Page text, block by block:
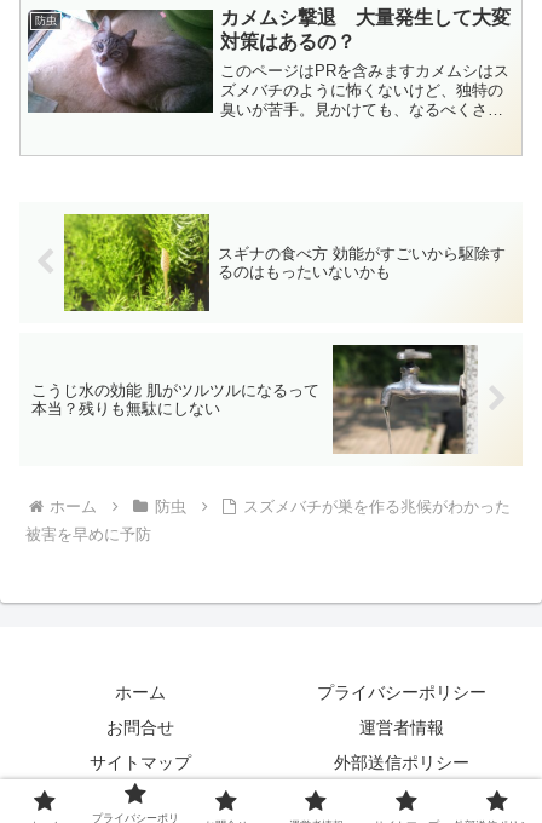
らないし周りを飛んでる...
防虫
カメムシ撃退 大量発生して大変
対策はあるの？
このページはPRを含みますカメムシはス
ズメバチのように怖くないけど、独特の
臭いが苦手。見かけても、なるべくさわ
スギナの食べ方 効能がすごいから駆除す
るのはもったいないかも
こうじ水の効能 肌がツルツルになるって
本当？残りも無駄にしない
ホーム 防虫
スズメバチが巣を作る兆候がわかった
被害を早めに予防
ホーム
プライバシーポリシー
お問合せ
運営者情報
サイトマップ
外部送信ポリシー
© 2016 猫と別荘暮らし.
プライバシーポリ